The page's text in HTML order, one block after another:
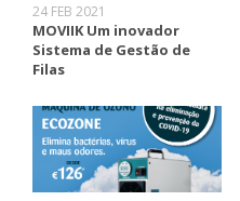
24 FEB 2021
MOVIIK Um inovador
Sistema de Gestão de
Filas